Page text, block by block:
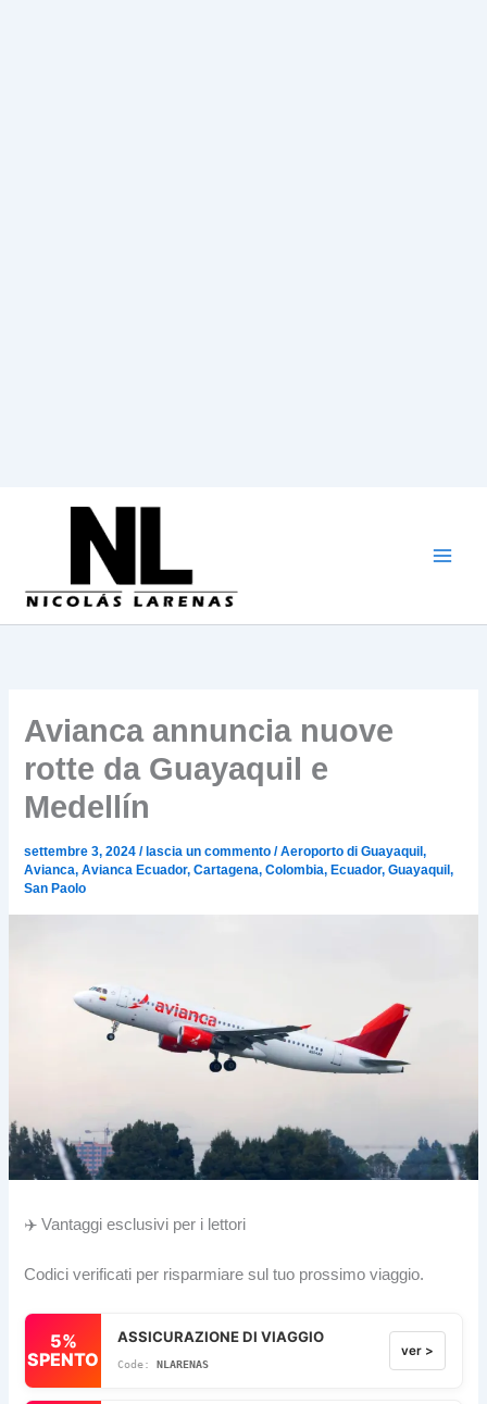
Avianca annuncia nuove
rotte da Guayaquil e
Medellín
settembre 3, 2024/ lascia un commento /Aeroporto di Guayaquil,
Avianca,Avianca Ecuador,Cartagena,Colombia, Ecuador,Guayaquil,
San Paolo
✈️ Vantaggi esclusivi per i lettori
Codici verificati per risparmiare sul tuo prossimo viaggio.
5%
SPENTO
ASSICURAZIONE DI VIAGGIO
NLARENAS
ver >